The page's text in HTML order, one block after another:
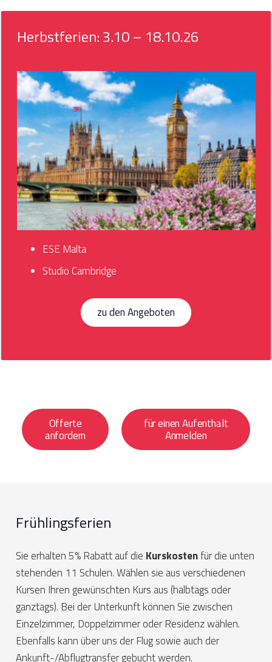
Herbstferien: 3.10 – 18.10.26
ESE Malta
Studio Cambridge
zu den Angeboten
Offerte
anfordern
für einen Aufenthalt
Anmelden
Frühlingsferien
Sie erhalten 5% Rabatt auf die Kurskostenfür die unten
stehenden 11 Schulen. Wählen sie aus verschiedenen
Kursen Ihren gewünschten Kurs aus (halbtags oder
ganztags). Bei der Unterkunft können Sie zwischen
Einzelzimmer, Doppelzimmer oder Residenz wählen.
Ebenfalls kann über uns der Flug sowie auch der
Ankunft-/Abflugtransfer gebucht werden.